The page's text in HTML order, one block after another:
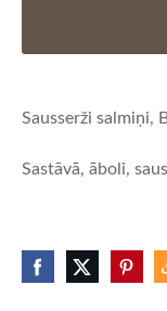
Sausserži salmiņi,
Sastāvā, āboli,